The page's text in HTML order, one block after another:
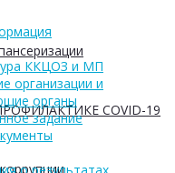
COVID-19
ККЦОЗ и МП
организации и
органы
задание